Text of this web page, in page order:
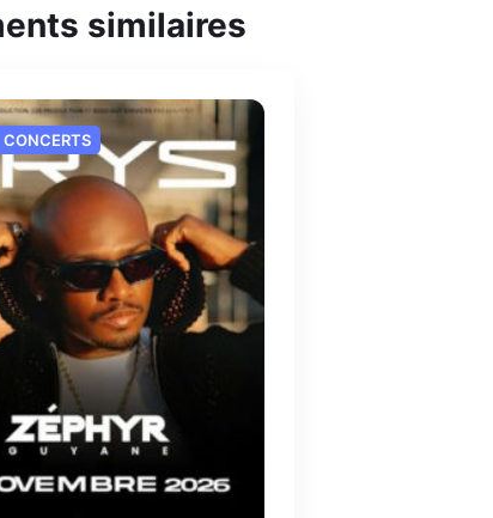
similaires
CONCERTS